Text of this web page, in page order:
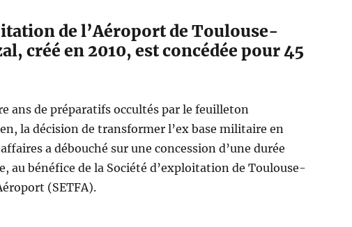
de l’Aéroport de Toulouse-
créé en 2010, est concédée pour 45
ans de préparatifs occultés par le feuilleton
la décision de transformer l’ex base militaire en
a débouché sur une concession d’une durée
au bénéfice de la Société d’exploitation de Toulouse-
(SETFA).